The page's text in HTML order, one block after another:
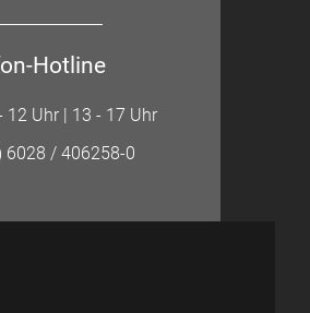
Hotline
12 Uhr | 13 - 17 Uhr
6028 / 406258-0